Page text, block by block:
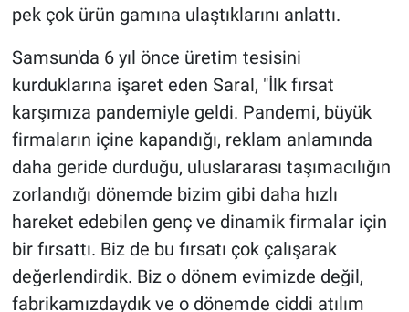
pek çok ürün gamına ulaştıklarını anlattı.
Samsun'da 6 yıl önce üretim tesisini
kurduklarına işaret eden Saral, "İlk fırsat
karşımıza pandemiyle geldi. Pandemi, büyük
firmaların içine kapandığı, reklam anlamında
daha geride durduğu, uluslararası taşımacılığın
zorlandığı dönemde bizim gibi daha hızlı
hareket edebilen genç ve dinamik firmalar için
bir fırsattı. Biz de bu fırsatı çok çalışarak
değerlendirdik. Biz o dönem evimizde değil,
fabrikamızdaydık ve o dönemde ciddi atılım